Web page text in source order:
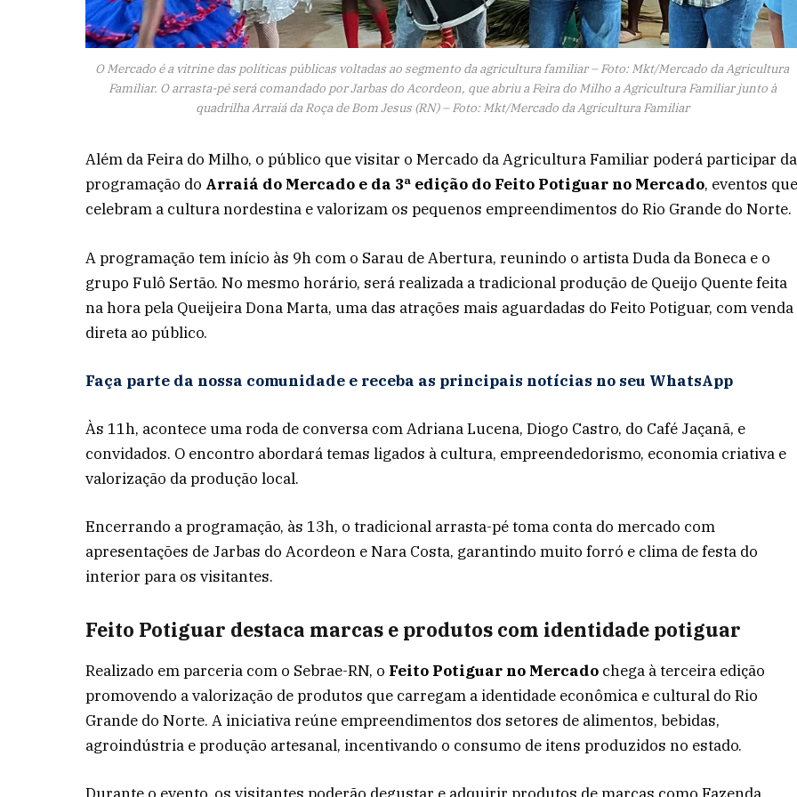
O Mercado é a vitrine das políticas públicas voltadas ao segmento da agricultura familiar – Foto: Mkt/Mercado da Agricultura
Familiar. O arrasta-pé será comandado por Jarbas do Acordeon, que abriu a Feira do Milho a Agricultura Familiar junto à
quadrilha Arraiá da Roça de Bom Jesus (RN) – Foto: Mkt/Mercado da Agricultura Familiar
Além da Feira do Milho, o público que visitar o Mercado da Agricultura Familiar poderá participar da
programação do Arraiá do Mercado e da 3ª edição do Feito Potiguar no Mercado, eventos
celebram a cultura nordestina e valorizam os pequenos empreendimentos do Rio Grande do Norte.
A programação tem início às 9h com o Sarau de Abertura, reunindo o artista Duda da Boneca e o
grupo Fulô Sertão. No mesmo horário, será realizada a tradicional produção de Queijo Quente feita
na hora pela Queijeira Dona Marta, uma das atrações mais aguardadas do Feito Potiguar, com venda
direta ao público.
Faça parte da nossa comunidade e receba as principais notícias no seu WhatsApp
Às 11h, acontece uma roda de conversa com Adriana Lucena, Diogo Castro, do Café Jaçanã, e
convidados. O encontro abordará temas ligados à cultura, empreendedorismo, economia criativa e
valorização da produção local.
Encerrando a programação, às 13h, o tradicional arrasta-pé toma conta do mercado com
apresentações de Jarbas do Acordeon e Nara Costa, garantindo muito forró e clima de festa do
interior para os visitantes.
Feito Potiguar destaca marcas e produtos com identidade potiguar
Realizado em parceria com o Sebrae-RN, o Feito Potiguar no Mercado chega à terceira edição
promovendo a valorização de produtos que carregam a identidade econômica e cultural do Rio
Grande do Norte. A iniciativa reúne empreendimentos dos setores de alimentos, bebidas,
agroindústria e produção artesanal, incentivando o consumo de itens produzidos no estado.